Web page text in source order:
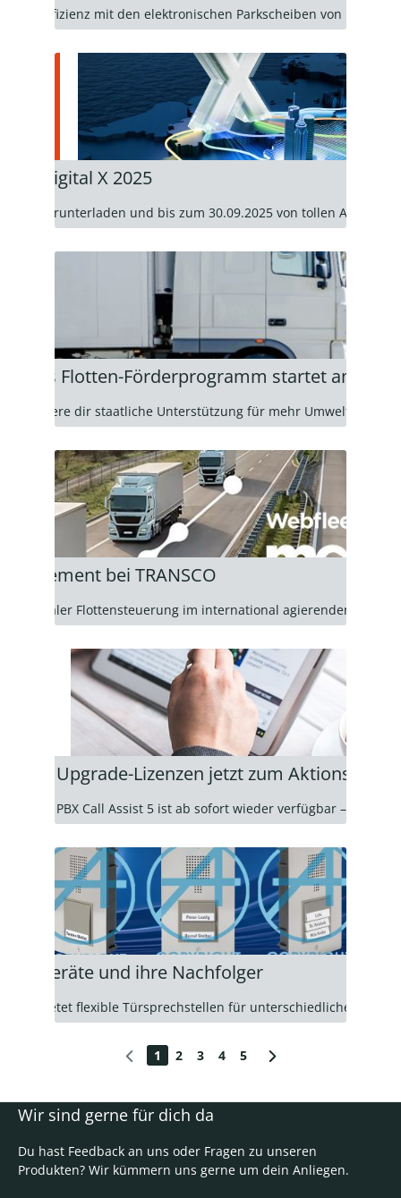
Effizienz mit den elektronischen Parkscheiben von Needit.
zur Digital X 2025
herunterladen und bis zum 30.09.2025 von tollen
Neues Flotten-Förderprogramm startet am 4.
sichere dir staatliche Unterstützung für mehr Umweltschutz
bei TRANSCO
digitaler Flottensteuerung im international agierenden
5 Upgrade-Lizenzen jetzt zum Aktionspreis
auf PBX Call Assist 5 ist ab sofort wieder verfügbar – und
Geräte und ihre Nachfolger
Serie bietet flexible Türsprechstellen für unterschiedliche
1 2 3 4 5
Wir sind gerne für dich da
Du hast Feedback an uns oder Fragen zu unseren
Produkten? Wir kümmern uns gerne um dein Anliegen.